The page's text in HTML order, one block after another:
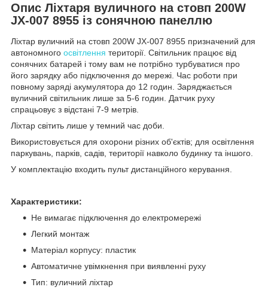
Опис Ліхтаря вуличного на стовп 200W
JX-007 8955 із сонячною панеллю
Ліхтар вуличний на стовп 200W JX-007 8955 призначений для
автономного освітлення території. Світильник працює від
сонячних батарей і тому вам не потрібно турбуватися про
його зарядку або підключення до мережі. Час роботи при
повному заряді акумулятора до 12 годин. Заряджається
вуличний світильник лише за 5-6 годин. Датчик руху
спрацьовує з відстані 7-9 метрів.
Ліхтар світить лише у темний час доби.
Використовується для охорони різних об'єктів; для освітлення
паркувань, парків, садів, території навколо будинку та іншого.
У комплектацію входить пульт дистанційного керування.
Характеристики:
Не вимагає підключення до електромережі
Легкий монтаж
Матеріал корпусу: пластик
Автоматичне увімкнення при виявленні руху
Тип: вуличний ліхтар